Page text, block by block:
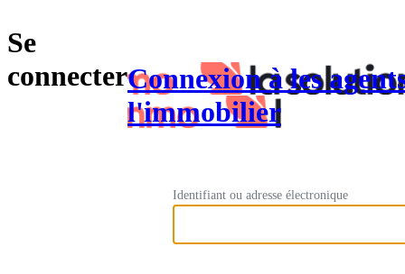
Se
connecterConnexion à les
l'immobilier
Identifiant ou adresse électronique